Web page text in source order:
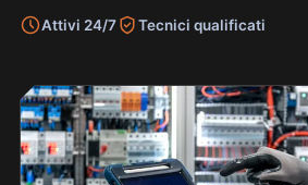
Attivi 24/7 Tecnici qualificati